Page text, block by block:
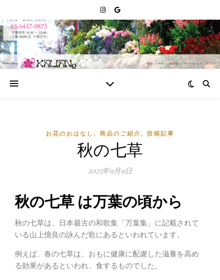
お花のおはなし , 商品のご紹介, 投稿記事
秋の七草
2025年9月9日
秋の七草 は万葉の頃から
秋の七草は、日本最古の和歌集「万葉集」に記載されて
いる山上憶良の詠んだ歌にあるといわれています。
例えば、春の七草は、おもに健康に配慮した滋養を高め
る効果があるといわれ、食するものでした。